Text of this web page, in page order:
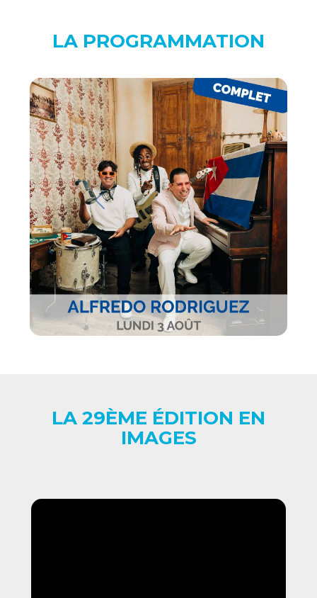
LA PROGRAMMATION
Previous Next
LA 29ÈME ÉDITION EN
IMAGES